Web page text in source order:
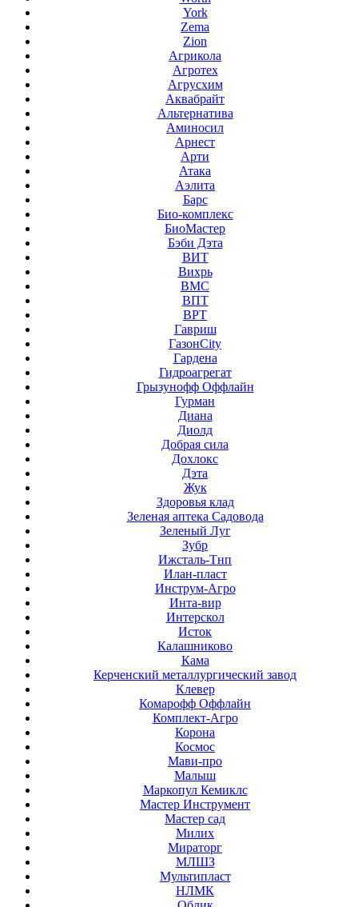
York
Zema
Zion
Агрикола
Агротех
Агрусхим
Аквабрайт
Альтернатива
Аминосил
Арнест
Арти
Атака
Аэлита
Барс
Био-комплекс
БиоМастер
Бэби Дэта
ВИТ
Вихрь
ВМС
ВПТ
ВРТ
Гавриш
ГазонCity
Гардена
Гидроагрегат
Грызунофф Оффлайн
Гурман
Диана
Диолд
Добрая сила
Дохлокс
Дэта
Жук
Здоровья клад
Зеленая аптека Садовода
Зеленый Луг
Зубр
Ижсталь-Тнп
Илан-пласт
Инструм-Агро
Инта-вир
Интерскол
Исток
Калашниково
Кама
Керченский металлургический завод
Клевер
Комарофф Оффлайн
Комплект-Агро
Корона
Космос
Мави-про
Малыш
Маркопул Кемиклс
Мастер Инструмент
Мастер сад
Милих
Мираторг
МЛШЗ
Мультипласт
НЛМК